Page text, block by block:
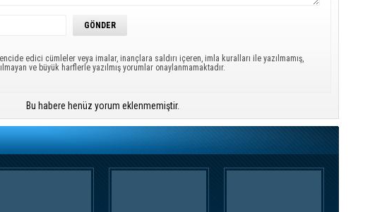
edici cümleler veya imalar, inançlara saldırı içeren, imla kuralları ile yazılmamış,
ve büyük harflerle yazılmış yorumlar onaylanmamaktadır.
Bu habere henüz yorum eklenmemiştir.